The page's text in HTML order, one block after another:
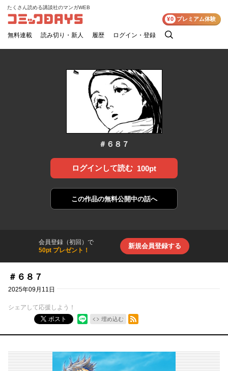
コミックDAYS
たくさん読める講談社のマンガWEB
無料連載 読み切り・新人 履歴 ログイン・登録
検
¥0 プレミアム体験
＃６８７
ログインして読む 100pt
この作品の無料公開中の話へ
会員登録（初回）で
50pt プレゼント！
新規会員登録する
＃６８７
2025年09月11日
シェアして応援しよう！
ポスト
埋め込む
RSSフィード